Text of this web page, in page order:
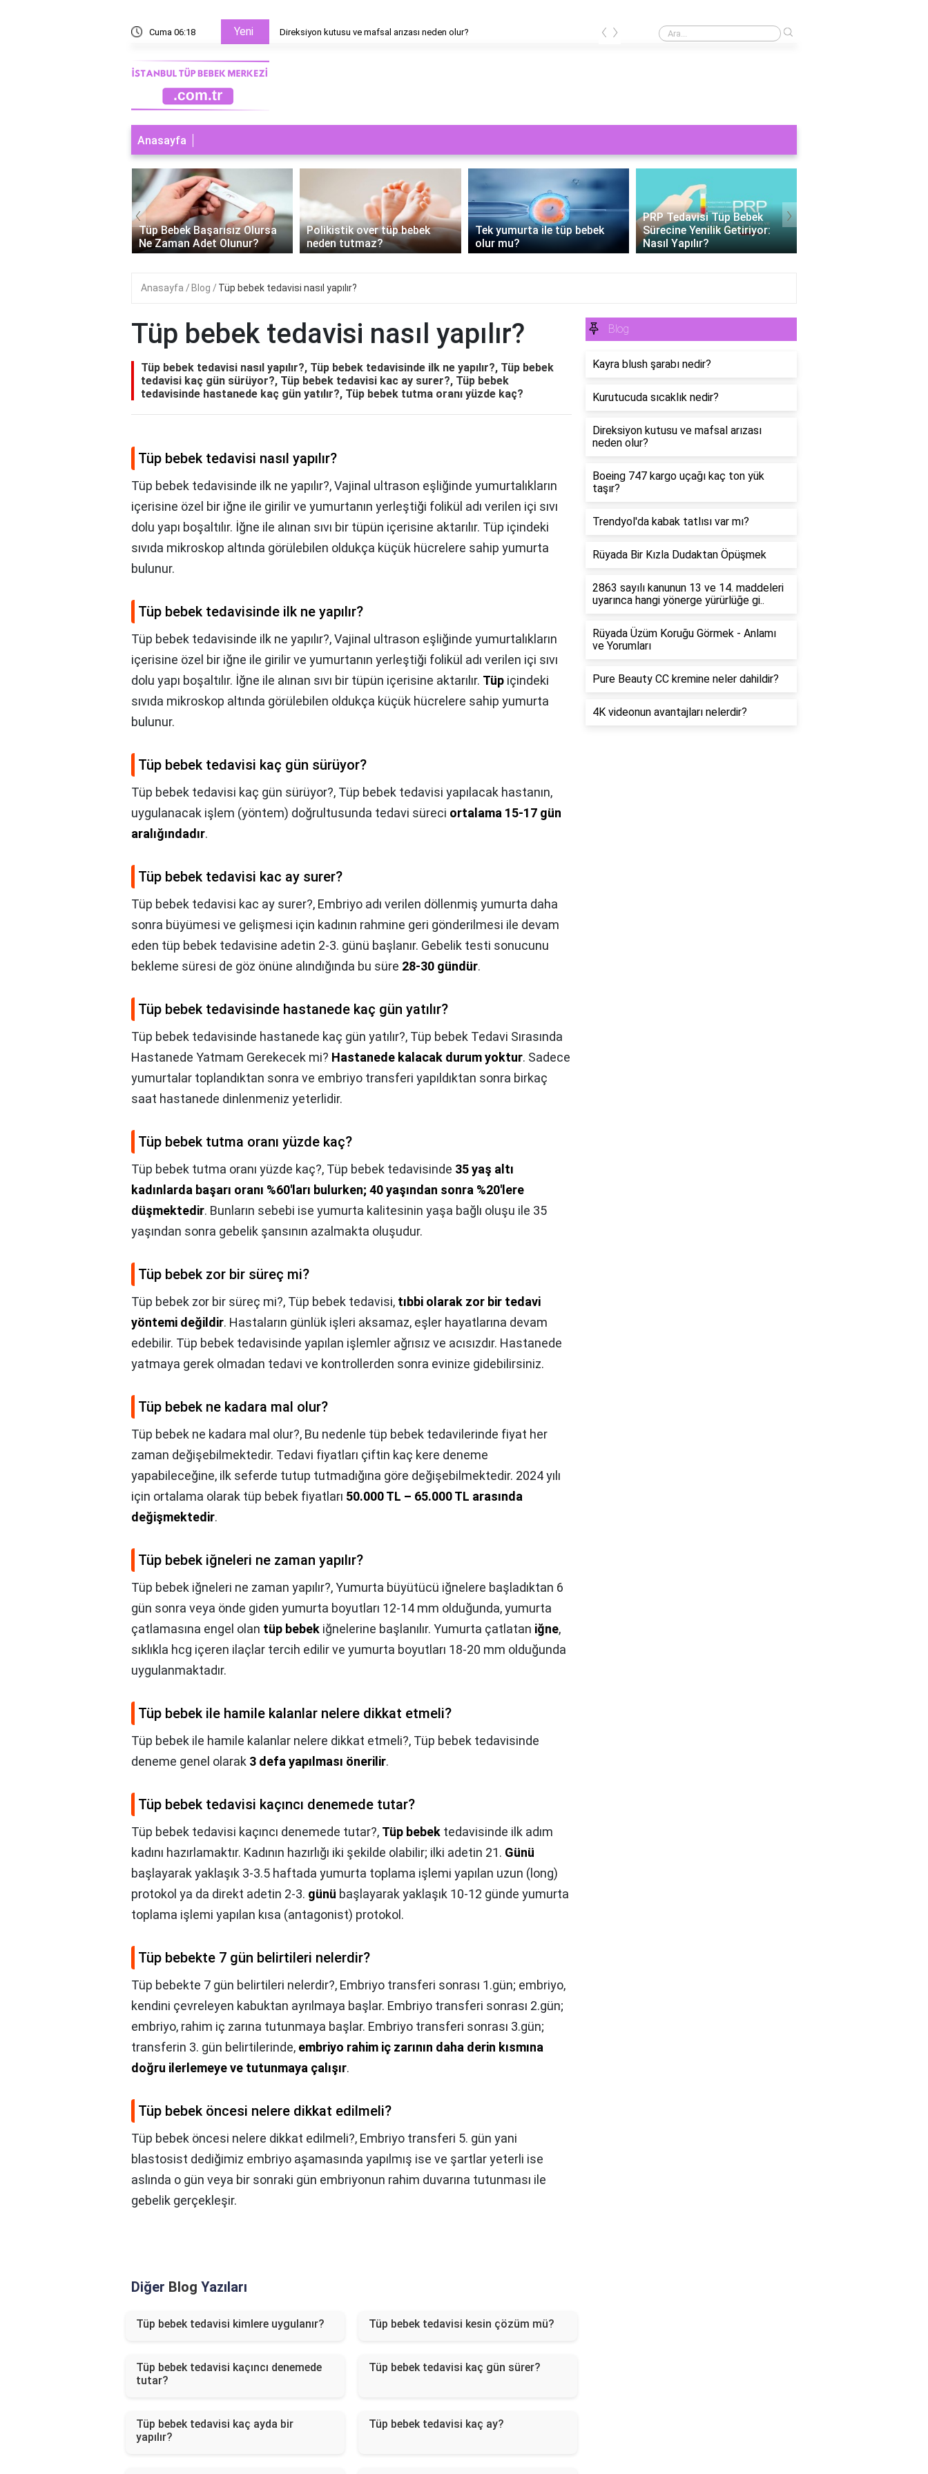
Cuma 06:18 Yeni Direksiyon kutusu ve mafsal arızası neden olur? Direksiyon kutusu ve mafsal arızası neden olur?
‹ ›
Anasayfa
Polikistik over tüp bebek
neden tutmaz?
Tek yumurta ile tüp bebek
olur mu?
PRP Tedavisi Tüp Bebek
Sürecine Yenilik Getiriyor:
Nasıl Yapılır?
Tüp Bebek 11 Gün Beta HCG
Değerleri: Gebelik
Belirteçlerinin Anlamı
‹ ›
Anasayfa Blog Tüp bebek tedavisi nasıl yapılır?
Tüp bebek tedavisi nasıl yapılır?
Tüp bebek tedavisi nasıl yapılır?, Tüp bebek tedavisinde ilk ne yapılır?, Tüp bebek
tedavisi kaç gün sürüyor?, Tüp bebek tedavisi kac ay surer?, Tüp bebek
tedavisinde hastanede kaç gün yatılır?, Tüp bebek tutma oranı yüzde kaç?
Tüp bebek tedavisi nasıl yapılır?
Tüp bebek tedavisinde ilk ne yapılır?, Vajinal ultrason eşliğinde yumurtalıkların
içerisine özel bir iğne ile girilir ve yumurtanın yerleştiği folikül adı verilen içi sıvı
dolu yapı boşaltılır. İğne ile alınan sıvı bir tüpün içerisine aktarılır. Tüp içindeki
sıvıda mikroskop altında görülebilen oldukça küçük hücrelere sahip yumurta
bulunur.
Tüp bebek tedavisinde ilk ne yapılır?
Tüp bebek tedavisinde ilk ne yapılır?,Vajinal ultrason eşliğinde yumurtalıkların
içerisine özel bir iğne ile girilir ve yumurtanın yerleştiği folikül adı verilen içi sıvı
dolu yapı boşaltılır. İğne ile alınan sıvı bir tüpün içerisine aktarılır. Tüp içindeki
sıvıda mikroskop altında görülebilen oldukça küçük hücrelere sahip yumurta
bulunur.
Tüp bebek tedavisi kaç gün sürüyor?
Tüp bebek tedavisi kaç gün sürüyor?, Tüp bebek tedavisi yapılacak hastanın,
uygulanacak işlem (yöntem) doğrultusunda tedavi süreci ortalama 15-17 gün
aralığındadır.
Tüp bebek tedavisi kac ay surer?
Tüp bebek tedavisi kac ay surer?, Embriyo adı verilen döllenmiş yumurta daha
sonra büyümesi ve gelişmesi için kadının rahmine geri gönderilmesi ile devam
eden tüp bebek tedavisine adetin 2-3. günü başlanır. Gebelik testi sonucunu
bekleme süresi de göz önüne alındığında bu süre 28-30 gündür.
Tüp bebek tedavisinde hastanede kaç gün yatılır?
Tüp bebek tedavisinde hastanede kaç gün yatılır?, Tüp bebek Tedavi Sırasında
Hastanede Yatmam Gerekecek mi? Hastanede kalacak durum yoktur. Sadece
yumurtalar toplandıktan sonra ve embriyo transferi yapıldıktan sonra birkaç
saat hastanede dinlenmeniz yeterlidir.
Tüp bebek tutma oranı yüzde kaç?
Tüp bebek tutma oranı yüzde kaç?, Tüp bebek tedavisinde 35 yaş altı
kadınlarda başarı oranı %60'ları bulurken; 40 yaşından sonra %20'lere
düşmektedir. Bunların sebebi ise yumurta kalitesinin yaşa bağlı oluşu ile 35
yaşından sonra gebelik şansının azalmakta oluşudur.
Tüp bebek zor bir süreç mi?
Tüp bebek zor bir süreç mi?, Tüp bebek tedavisi, tıbbi olarak zor bir tedavi
yöntemi değildir. Hastaların günlük işleri aksamaz, eşler hayatlarına devam
edebilir. Tüp bebek tedavisinde yapılan işlemler ağrısız ve acısızdır. Hastanede
yatmaya gerek olmadan tedavi ve kontrollerden sonra evinize gidebilirsiniz.
Tüp bebek ne kadara mal olur?
Tüp bebek ne kadara mal olur?, Bu nedenle tüp bebek tedavilerinde fiyat her
zaman değişebilmektedir. Tedavi fiyatları çiftin kaç kere deneme
yapabileceğine, ilk seferde tutup tutmadığına göre değişebilmektedir. 2024 yılı
için ortalama olarak tüp bebek fiyatları 50.000 TL – 65.000 TL arasında
değişmektedir.
Tüp bebek iğneleri ne zaman yapılır?
Tüp bebek iğneleri ne zaman yapılır?,Yumurta büyütücü iğnelere başladıktan 6
gün sonra veya önde giden yumurta boyutları 12-14 mm olduğunda, yumurta
çatlamasına engel olan tüp bebek iğnelerine başlanılır. Yumurta çatlatan iğne,
sıklıkla hcg içeren ilaçlar tercih edilir ve yumurta boyutları 18-20 mm olduğunda
uygulanmaktadır.
Tüp bebek ile hamile kalanlar nelere dikkat etmeli?
Tüp bebek ile hamile kalanlar nelere dikkat etmeli?, Tüp bebek tedavisinde
deneme genel olarak 3 defa yapılması önerilir.
Tüp bebek tedavisi kaçıncı denemede tutar?
Tüp bebek tedavisi kaçıncı denemede tutar?, Tüp bebek tedavisinde ilk adım
kadını hazırlamaktır. Kadının hazırlığı iki şekilde olabilir; ilki adetin 21. Günü
başlayarak yaklaşık 3-3.5 haftada yumurta toplama işlemi yapılan uzun (long)
protokol ya da direkt adetin 2-3. günü başlayarak yaklaşık 10-12 günde yumurta
toplama işlemi yapılan kısa (antagonist) protokol.
Tüp bebekte 7 gün belirtileri nelerdir?
Tüp bebekte 7 gün belirtileri nelerdir?, Embriyo transferi sonrası 1.gün; embriyo,
kendini çevreleyen kabuktan ayrılmaya başlar. Embriyo transferi sonrası 2.gün;
embriyo, rahim iç zarına tutunmaya başlar. Embriyo transferi sonrası 3.gün;
transferin 3. gün belirtilerinde, embriyo rahim iç zarının daha derin kısmına
doğru ilerlemeye ve tutunmaya çalışır.
Tüp bebek öncesi nelere dikkat edilmeli?
Tüp bebek öncesi nelere dikkat edilmeli?, Embriyo transferi 5. gün yani
blastosist dediğimiz embriyo aşamasında yapılmış ise ve şartlar yeterli ise
aslında o gün veya bir sonraki gün embriyonun rahim duvarına tutunması ile
gebelik gerçekleşir.
Diğer Blog Yazıları
Tüp bebek tedavisi kimlere uygulanır? Tüp bebek tedavisi kesin çözüm mü?
Tüp bebek tedavisi kaçıncı denemede
tutar?
Tüp bebek tedavisi kaç gün sürer?
Tüp bebek tedavisi kaç ayda bir
yapılır?
Tüp bebek tedavisi kaç ay?
Blog
Kayra blush şarabı nedir?
Kurutucuda sıcaklık nedir?
Direksiyon kutusu ve mafsal arızası
neden olur?
Boeing 747 kargo uçağı kaç ton yük
taşır?
Trendyol'da kabak tatlısı var mı?
Rüyada Bir Kızla Dudaktan Öpüşmek
2863 sayılı kanunun 13 ve 14. maddeleri
uyarınca hangi yönerge yürürlüğe gi..
Rüyada Üzüm Koruğu Görmek - Anlamı
ve Yorumları
Pure Beauty CC kremine neler dahildir?
4K videonun avantajları nelerdir?